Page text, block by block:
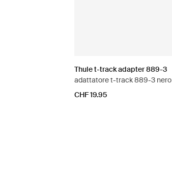
Thule t-track adapter 889-3
adattatore t-track 889-3 nero
CHF 19.95